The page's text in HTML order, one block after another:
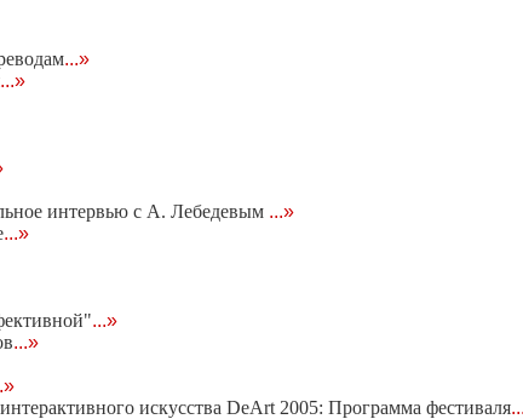
...»
...»
интервью с А. Лебедевым ...»
...»
...»
...»
искусства DeArt 2005: Программа фестиваля